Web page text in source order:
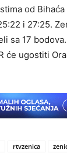
od Bihaća
i 27:25.
sa 17
će ugostiti
rtvzenica